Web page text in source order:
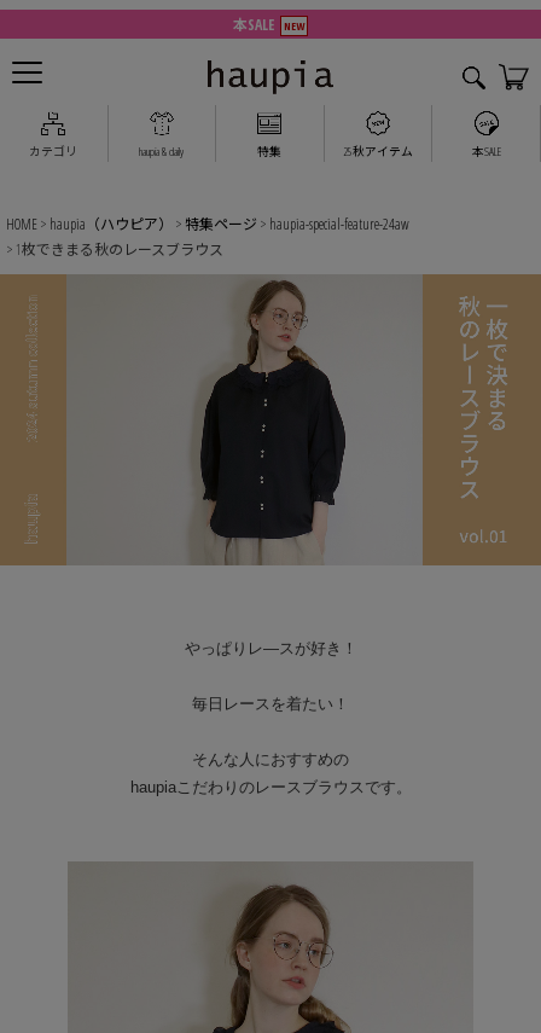
2025 Autumn Collection
カテゴリ haupia & daily 特集 25秋アイテム 本SALE
HOME haupia（ハウピア） 特集ページ
haupia-special-feature-24aw
1枚できまる秋のレースブラウス
やっぱりレ―スが好き！
毎日レースを着たい！
そんな人におすすめの
haupiaこだわりのレースブラウスです。